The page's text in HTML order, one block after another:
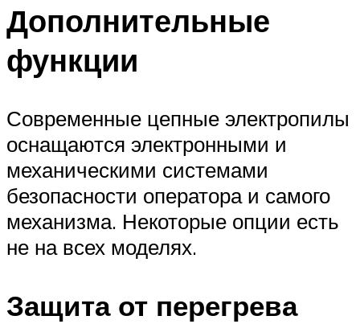
Дополнительные
функции
Современные цепные электропилы
оснащаются электронными и
механическими системами
безопасности оператора и самого
механизма. Некоторые опции есть
не на всех моделях.
Защита от перегрева